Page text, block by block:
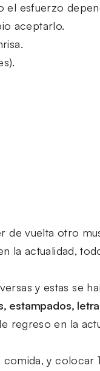
el esfuerzo
aceptarlo.
de vuelta otro
la actualidad,
y estas se
estampados,
regreso en la
y